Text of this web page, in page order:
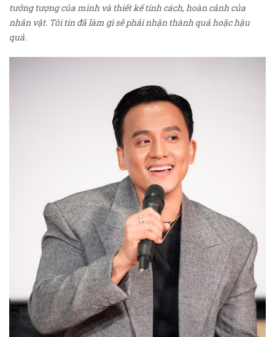
tưởng tượng của mình và thiết kế tính cách, hoàn cảnh của
nhân vật. Tôi tin đã làm gì sẽ phải nhận thành quả hoặc hậu
quả.